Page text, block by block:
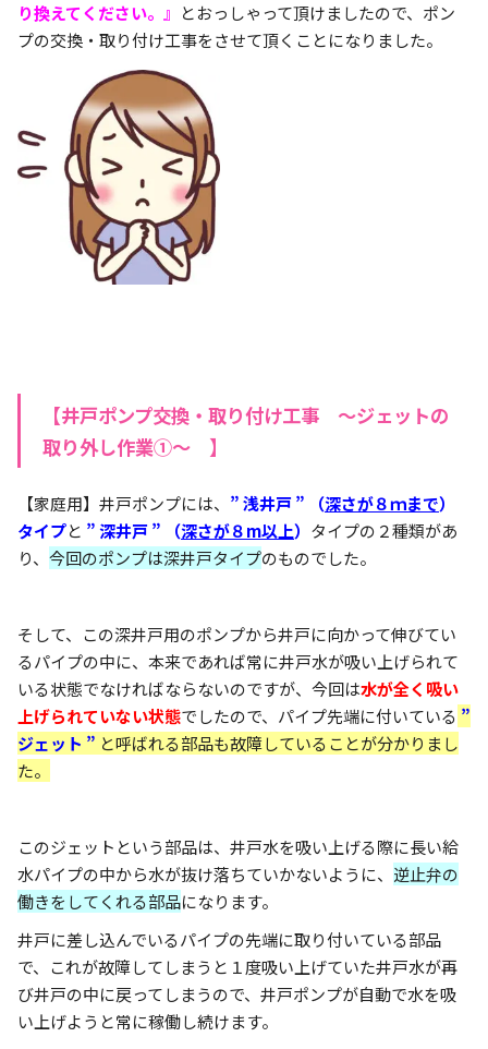
り換えてください。』 とおっしゃって頂けましたので、ポン
プの交換・取り付け工事をさせて頂くことになりました。
【井戸ポンプ交換・取り付け工事 ～ジェットの
取り外し作業①～ 】
【家庭用】井戸ポンプには、 ” 浅井戸 ” （深さが８ｍまで）
タイプと ” 深井戸 ” （深さが８m以上） タイプの２種類があ
り、 今回のポンプは深井戸タイプのものでした。
そして、この深井戸用のポンプから井戸に向かって伸びてい
るパイプの中に、本来であれば常に井戸水が吸い上げられて
いる状態でなければならないのですが、今回は水が全く吸い
上げられていない状態でしたので、パイプ先端に付いている ”
ジェット ” と呼ばれる部品も故障していることが分かりまし
た。
このジェットという部品は、井戸水を吸い上げる際に長い給
水パイプの中から水が抜け落ちていかないように、 逆止弁の
働きをしてくれる部品になります。
井戸に差し込んでいるパイプの先端に取り付いている部品
で、これが故障してしまうと１度吸い上げていた井戸水が再
び井戸の中に戻ってしまうので、井戸ポンプが自動で水を吸
い上げようと常に稼働し続けます。